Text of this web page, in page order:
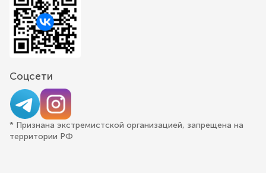
Соцсети
* Признана экстремистской организацией, запрещена на
территории РФ